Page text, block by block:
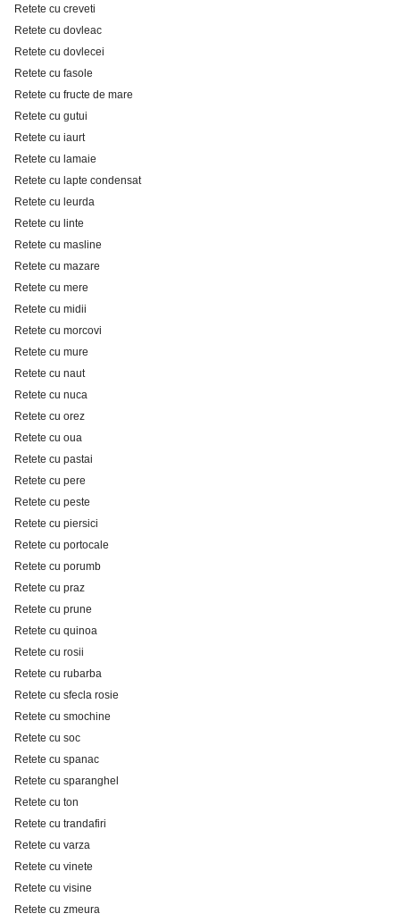
Retete cu creveti
Retete cu dovleac
Retete cu dovlecei
Retete cu fasole
Retete cu fructe de mare
Retete cu gutui
Retete cu iaurt
Retete cu lamaie
Retete cu lapte condensat
Retete cu leurda
Retete cu linte
Retete cu masline
Retete cu mazare
Retete cu mere
Retete cu midii
Retete cu morcovi
Retete cu mure
Retete cu naut
Retete cu nuca
Retete cu orez
Retete cu oua
Retete cu pastai
Retete cu pere
Retete cu peste
Retete cu piersici
Retete cu portocale
Retete cu porumb
Retete cu praz
Retete cu prune
Retete cu quinoa
Retete cu rosii
Retete cu rubarba
Retete cu sfecla rosie
Retete cu smochine
Retete cu soc
Retete cu spanac
Retete cu sparanghel
Retete cu ton
Retete cu trandafiri
Retete cu varza
Retete cu vinete
Retete cu visine
Retete cu zmeura